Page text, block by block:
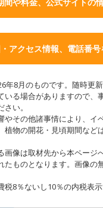
アクセス情報、電話番号
年8月のものです。随時更
いる場合がありますので、
い。
その他諸事情により、イ
植物の開花・見頃期間など
画像は取材先から本ページ
たものとなります。画像の
8％ないし10％の内税表示